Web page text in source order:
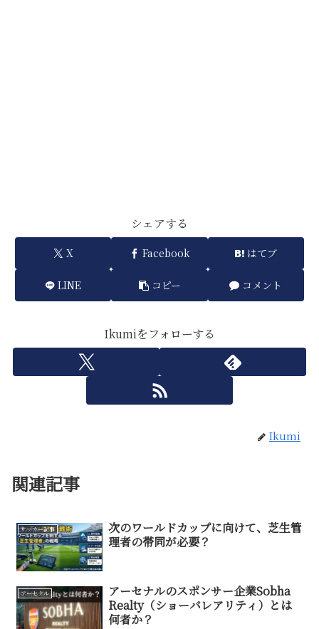
シェアする
X Facebook はてブ
LINE コピー コメント
Ikumiをフォローする
Ikumi
関連記事
サッカー記事
次のワールドカップに向けて、芝生管
理者の帯同が必要？
アーセナル
アーセナルのスポンサー企業Sobha
Realty（ショーバレアリティ）とは
何者か？